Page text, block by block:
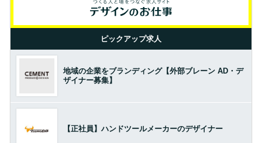
ピックアップ求人
地域の企業をブランディング【外部ブレーン AD・デ
ザイナー募集】
【正社員】ハンドツールメーカーのデザイナー